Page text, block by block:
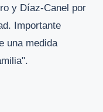
y Díaz-Canel por
Importante
una medida